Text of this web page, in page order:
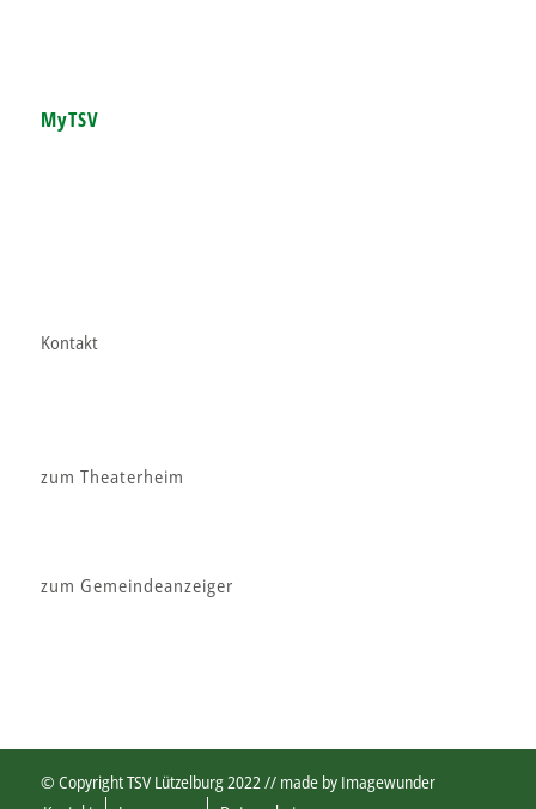
MyTSV
Kontakt
zum Theaterheim
zum Gemeindeanzeiger
© Copyright TSV Lützelburg 2022 // made by Imagewunder